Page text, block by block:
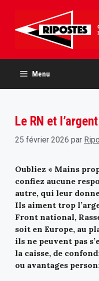
contenu
Menu
Le RN et l’argent
25 février 2026 par
Oubliez « Mains
confiez aucune
autre, qui leur
Ils aiment trop
Front national,
soit en Europe, au
ils ne peuvent pas
la caisse, de
ou avantages